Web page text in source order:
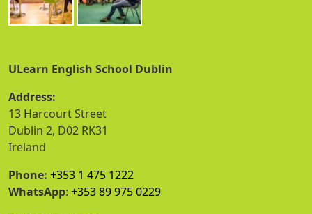
ULearn English School Dublin
Address:
13 Harcourt Street
Dublin 2, D02 RK31
Ireland
Phone: +353 1 475 1222
WhatsApp: +353 89 975 0229